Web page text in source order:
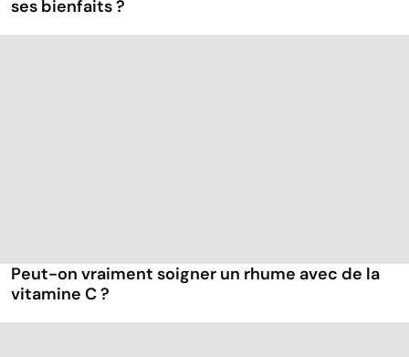
ses bienfaits ?
Peut-on vraiment soigner un rhume avec de la
vitamine C ?